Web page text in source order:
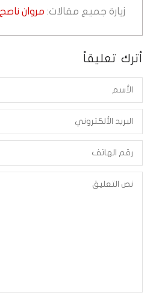
زيارة جميع مقالات: مروان ناصح
أترك تعليقاً